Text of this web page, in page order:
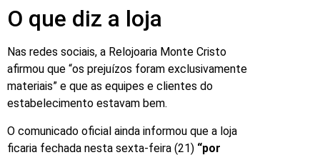
O que diz a loja
Nas redes sociais, a Relojoaria Monte Cristo
afirmou que “os prejuízos foram exclusivamente
materiais” e que as equipes e clientes do
estabelecimento estavam bem.
O comunicado oficial ainda informou que a loja
ficaria fechada nesta sexta-feira (21) “por